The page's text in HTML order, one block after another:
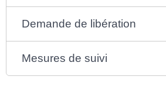
Demande de libération
Mesures de suivi